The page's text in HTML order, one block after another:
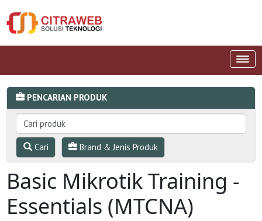
PENCARIAN PRODUK
Cari Brand & Jenis Produk
Basic Mikrotik Training -
Essentials (MTCNA)